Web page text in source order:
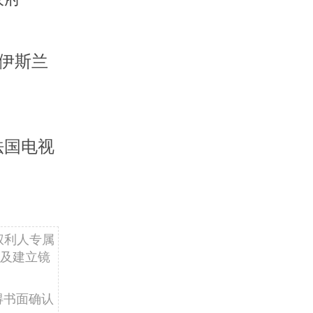
斯兰
国电视
人专属
建立镜
书面确认